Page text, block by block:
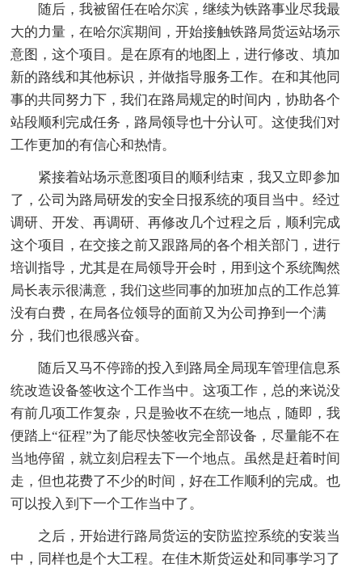
随后，我被留任在哈尔滨，继续为铁路事业尽我最
大的力量，在哈尔滨期间，开始接触铁路局货运站场示
意图，这个项目。是在原有的地图上，进行修改、填加
新的路线和其他标识，并做指导服务工作。在和其他同
事的共同努力下，我们在路局规定的时间内，协助各个
站段顺利完成任务，路局领导也十分认可。这使我们对
工作更加的有信心和热情。
紧接着站场示意图项目的顺利结束，我又立即参加
了，公司为路局研发的安全日报系统的项目当中。经过
调研、开发、再调研、再修改几个过程之后，顺利完成
这个项目，在交接之前又跟路局的各个相关部门，进行
培训指导，尤其是在局领导开会时，用到这个系统陶然
局长表示很满意，我们这些同事的加班加点的工作总算
没有白费，在局各位领导的面前又为公司挣到一个满
分，我们也很感兴奋。
随后又马不停蹄的投入到路局全局现车管理信息系
统改造设备签收这个工作当中。这项工作，总的来说没
有前几项工作复杂，只是验收不在统一地点，随即，我
便踏上“征程”为了能尽快签收完全部设备，尽量能不在
当地停留，就立刻启程去下一个地点。虽然是赶着时间
走，但也花费了不少的时间，好在工作顺利的完成。也
可以投入到下一个工作当中了。
之后，开始进行路局货运的安防监控系统的安装当
中，同样也是个大工程。在佳木斯货运处和同事学习了